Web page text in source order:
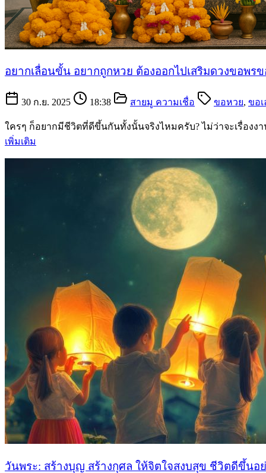
อยากเลื่อนขั้น อยากถูกหวย ต้องออกไปเสริมดวงขอพร
30 ก.ย. 2025 18:38 สายมู ความเชื่อ ขอหวย, ขอ
ใครๆ ก็อยากมีชีวิตที่ดีขึ้นกันทั้งนั้นจริงไหมครับ? ไม่ว่าจะเรื่อง
เพิ่มเติม
วันพระ: สร้างบุญ สร้างกุศล ให้จิตใจสงบสุข ชีวิตดีขึ้นอ